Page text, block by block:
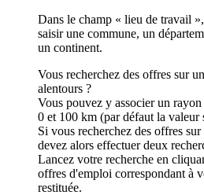
Dans le champ « lieu de travail
saisir une commune, un
un continent.
Vous recherchez des offres sur
alentours ?
Vous pouvez y associer un
0 et 100 km (par défaut la valeur
Si vous recherchez des offres
devez alors effectuer deux
Lancez votre recherche en
offres d'emploi correspondant à
restituée.